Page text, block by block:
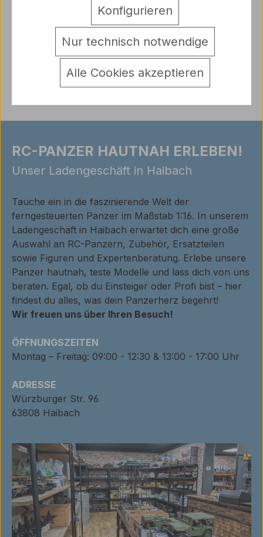
1:16 mit Stahlgetriebe und Metallschwingarme
Geeignet fü…Mehr
Warnhinweise
Bewertungen
RC-PANZER HAUTNAH ERLEBEN!
Unser Ladengeschäft in Haibach
Tauche ein in die faszinierende Welt der
ferngesteuerten Panzer im Maßstab 1:16. In unserem
Ladengeschäft in Haibach erwartet dich eine große
Auswahl an RC-Panzern, Zubehör, Ersatzteilen
sowie Figuren und Expertenberatung. Erlebe unsere
Panzer hautnah, teste Modelle und lass dich von uns
beraten. Egal, ob du Einsteiger oder Profi bist – hier
findest du alles, was dein Panzerherz begehrt!
Wir freuen uns über Ihren Besuch!
ÖFFNUNGSZEITEN
Montag – Freitag: 09:00 - 12:30 & 13:00 - 17:00 Uhr
ADRESSE
Würzburger Str. 96
63808 Haibach
Nur technisch notwendige
Konfigurieren
Alle Cookies akzeptieren